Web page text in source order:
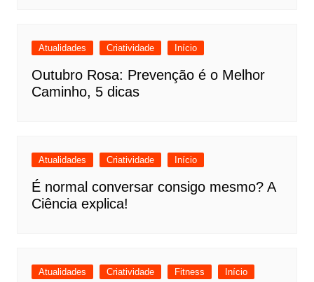
Atualidades Criatividade Início
Outubro Rosa: Prevenção é o Melhor
Caminho, 5 dicas
Atualidades Criatividade Início
É normal conversar consigo mesmo? A
Ciência explica!
Atualidades Criatividade Fitness Início